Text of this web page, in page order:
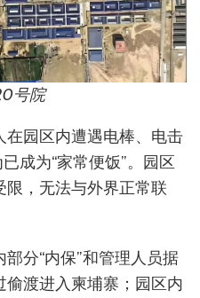
号院
在园区内遭遇电棒、电击
成为“家常便饭”。园区
限，无法与外界正常联
分“内保”和管理人员据
渡进入柬埔寨；园区内